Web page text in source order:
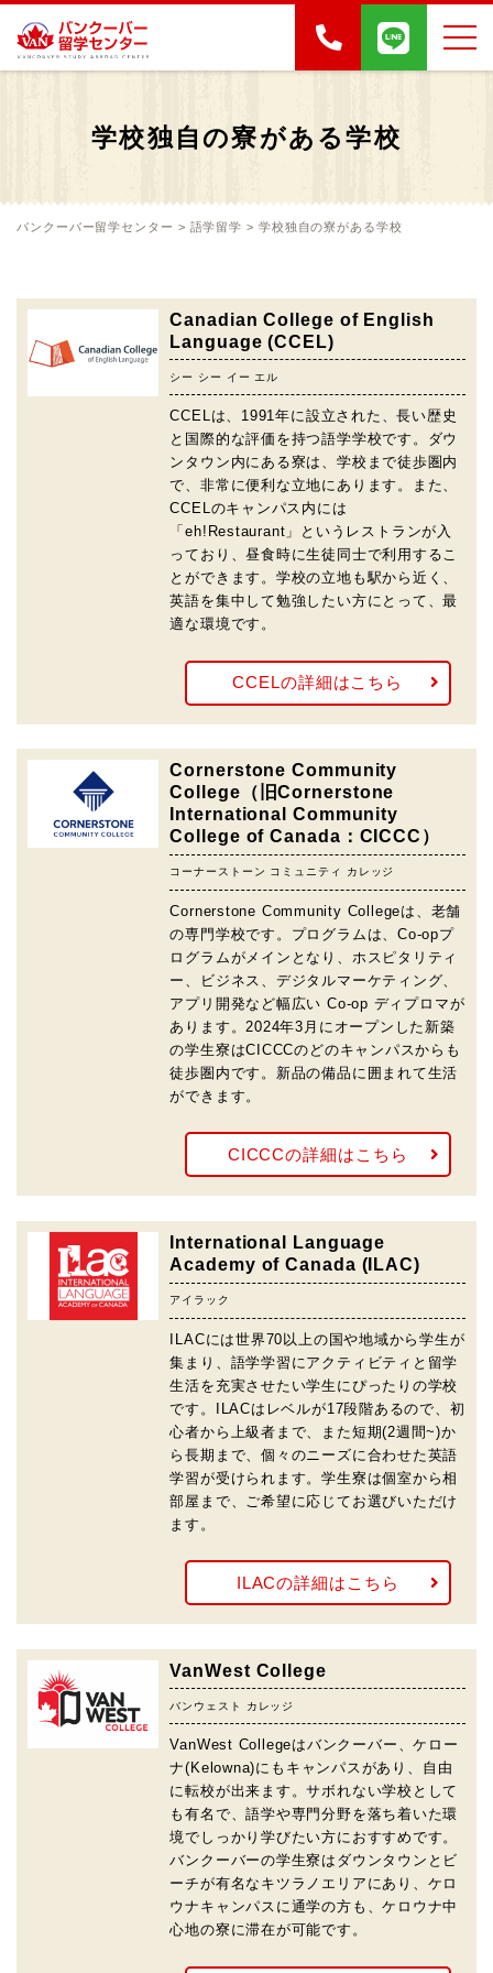
学校独自の寮がある学校
バンクーバー留学センター > 語学留学 > 学校独自の寮がある学校
Canadian College of English
Language (CCEL)
シー シー イー エル
CCELは、1991年に設立された、長い歴史
と国際的な評価を持つ語学学校です。ダウ
ンタウン内にある寮は、学校まで徒歩圏内
で、非常に便利な立地にあります。また、
CCELのキャンパス内には
「eh!Restaurant」というレストランが入
っており、昼食時に生徒同士で利用するこ
とができます。学校の立地も駅から近く、
英語を集中して勉強したい方にとって、最
適な環境です。
CCELの詳細はこちら
Cornerstone Community
College（旧Cornerstone
International Community
College of Canada：CICCC）
コーナーストーン コミュニティ カレッジ
Cornerstone Community Collegeは、老舗
の専門学校です。プログラムは、Co-opプ
ログラムがメインとなり、ホスピタリティ
ー、ビジネス、デジタルマーケティング、
アプリ開発など幅広い Co-op ディプロマが
あります。2024年3月にオープンした新築
の学生寮はCICCCのどのキャンパスからも
徒歩圏内です。新品の備品に囲まれて生活
ができます。
CICCCの詳細はこちら
International Language
Academy of Canada (ILAC)
アイラック
ILACには世界70以上の国や地域から学生が
集まり、語学学習にアクティビティと留学
生活を充実させたい学生にぴったりの学校
です。ILACはレベルが17段階あるので、初
心者から上級者まで、また短期(2週間~)か
ら長期まで、個々のニーズに合わせた英語
学習が受けられます。学生寮は個室から相
部屋まで、ご希望に応じてお選びいただけ
ます。
ILACの詳細はこちら
VanWest College
バンウェスト カレッジ
VanWest Collegeはバンクーバー、ケロー
ナ(Kelowna)にもキャンパスがあり、自由
に転校が出来ます。サボれない学校として
も有名で、語学や専門分野を落ち着いた環
境でしっかり学びたい方におすすめです。
バンクーバーの学生寮はダウンタウンとビ
ーチが有名なキツラノエリアにあり、ケロ
ウナキャンパスに通学の方も、ケロウナ中
心地の寮に滞在が可能です。